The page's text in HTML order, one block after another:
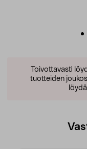
Toivottavasti
tuotteiden